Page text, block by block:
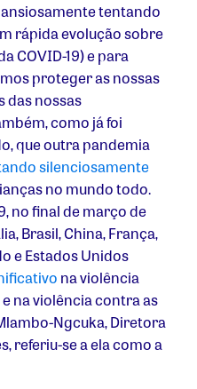
tentando
rápida evolução sobre
COVID-19) e para
proteger as nossas
das nossas
como já foi
que outra pandemia
silenciosamente
no mundo todo.
no final de março de
Brasil, China, França,
e Estados Unidos
na violência
na violência contra as
Ngcuka, Diretora
referiu-se a ela como a